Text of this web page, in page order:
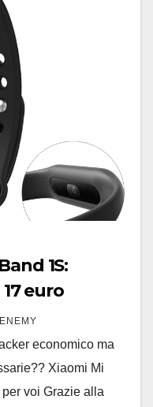
1S:
euro
economico ma
Xiaomi Mi
voi Grazie alla